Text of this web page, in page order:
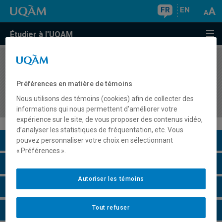
FR EN
Étudier à l'UQAM
COURS//
secondaire : transposition didactique et
initiation à la recherche dans l'action
Description du cours
Horaire - Automne 2026
Préférences en matière de témoins
Nous utilisons des témoins (cookies) afin de collecter des
informations qui nous permettent d’améliorer votre
expérience sur le site, de vous proposer des contenus vidéo,
d’analyser les statistiques de fréquentation, etc. Vous
pouvez personnaliser votre choix en sélectionnant
« Préférences ».
Tout refuser
Autoriser les témoins